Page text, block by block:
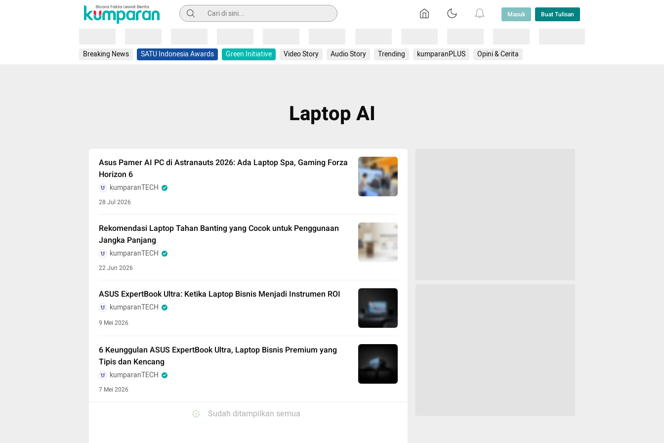
Pencarian Masuk Buat Tulisan
Breaking News SATU Indonesia Awards Green Initiative Video Story Audio Story Trending kumparanPLUS Opini & Cerita
Laptop AI
Asus Pamer AI PC di Astranauts 2026: Ada Laptop Spa, Gaming Forza
Horizon 6
kumparanTECH
28 Jul 2026
Rekomendasi Laptop Tahan Banting yang Cocok untuk Penggunaan
Jangka Panjang
kumparanTECH
22 Jun 2026
ASUS ExpertBook Ultra: Ketika Laptop Bisnis Menjadi Instrumen ROI
kumparanTECH
9 Mei 2026
6 Keunggulan ASUS ExpertBook Ultra, Laptop Bisnis Premium yang
Tipis dan Kencang
kumparanTECH
7 Mei 2026
Sudah ditampilkan semua